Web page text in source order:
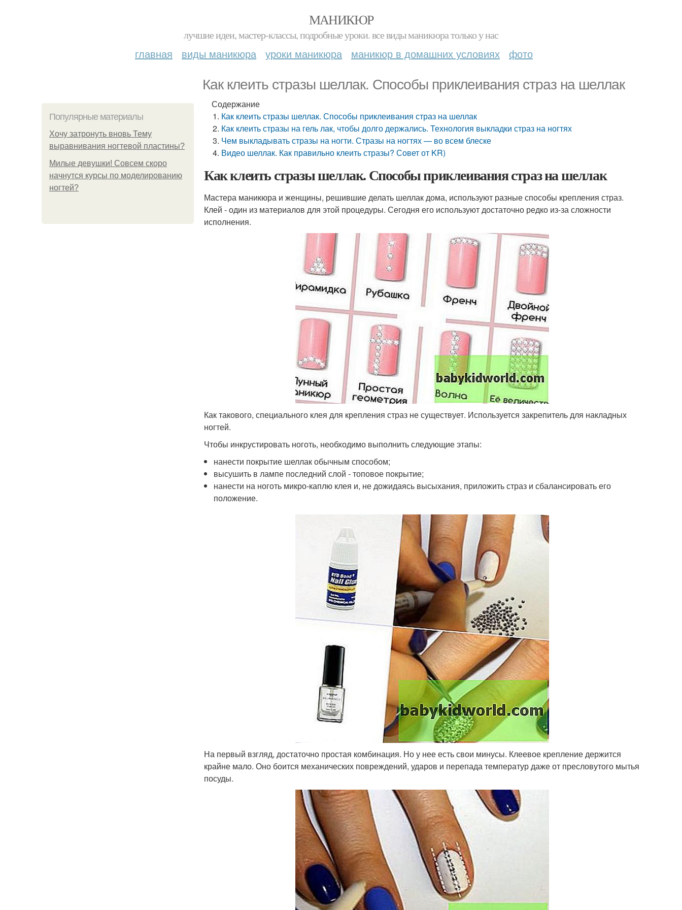
МАНИКЮР
лучшие идеи, мастер-классы, подробные уроки. все виды маникюра только у нас
главная виды маникюра уроки маникюра маникюр в домашних условиях фото
Как клеить стразы шеллак. Способы приклеивания страз на шеллак
Популярные материалы
Хочу затронуть вновь Тему
выравнивания ногтевой пластины?
Милые девушки! Совсем скоро
начнутся курсы по моделированию
ногтей?
Содержание
Как клеить стразы шеллак. Способы приклеивания страз на шеллак
Как клеить стразы на гель лак, чтобы долго держались. Технология выкладки страз на ногтях
Чем выкладывать стразы на ногти. Стразы на ногтях — во всем блеске
Видео шеллак. Как правильно клеить стразы? Совет от KR)
Как клеить стразы шеллак. Способы приклеивания страз на шеллак
Мастера маникюра и женщины, решившие делать шеллак дома, используют разные способы крепления страз.
Клей - один из материалов для этой процедуры. Сегодня его используют достаточно редко из-за сложности
исполнения.
Как такового, специального клея для крепления страз не существует. Используется закрепитель для накладных
ногтей.
Чтобы инкрустировать ноготь, необходимо выполнить следующие этапы:
нанести покрытие шеллак обычным способом;
высушить в лампе последний слой - топовое покрытие;
нанести на ноготь микро-каплю клея и, не дожидаясь высыхания, приложить страз и сбалансировать его
положение.
На первый взгляд, достаточно простая комбинация. Но у нее есть свои минусы. Клеевое крепление держится
крайне мало. Оно боится механических повреждений, ударов и перепада температур даже от пресловутого мытья
посуды.